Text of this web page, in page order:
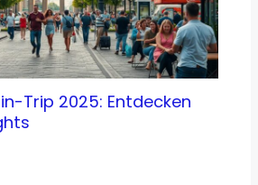
Trip 2025: Entdecken